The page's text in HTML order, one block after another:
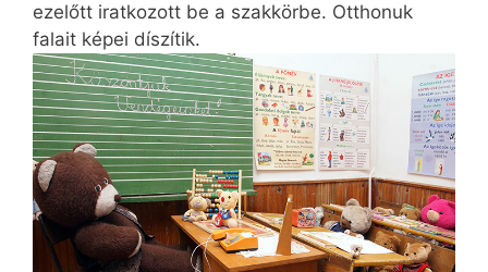
ezelőtt iratkozott be a szakkörbe. Otthonuk
falait képei díszítik.